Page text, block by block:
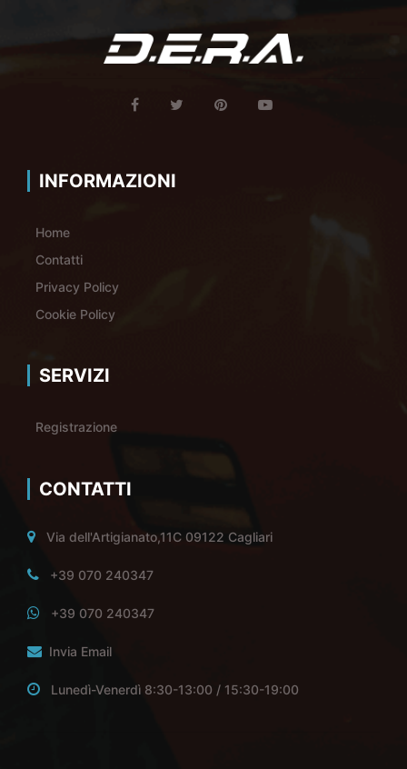
INFORMAZIONI
Home
Contatti
Privacy Policy
Cookie Policy
SERVIZI
Registrazione
CONTATTI
Via dell'Artigianato,11C 09122 Cagliari
+39 070 240347
+39 070 240347
Invia Email
Lunedì-Venerdì 8:30-13:00 / 15:30-19:00